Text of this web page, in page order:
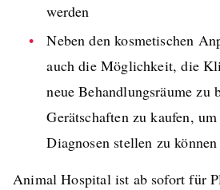
werden
Neben den kosmetischen
auch die Möglichkeit, die
neue Behandlungsräume zu
Gerätschaften zu kaufen,
Diagnosen stellen zu können
Animal Hospital ist ab sofort für